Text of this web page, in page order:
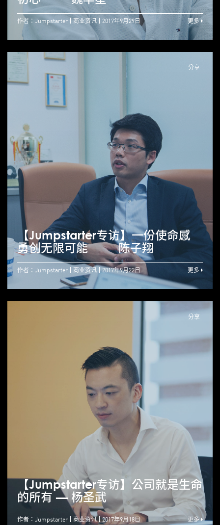
作者：Jumpstarter 商业资讯 2017年9月29日 更多
分享
【Jumpstarter专访】一份使命感
勇创无限可能 ── 陈子翔
作者：Jumpstarter 商业资讯 2017年9月22日 更多
分享
【Jumpstarter专访】公司就是生命
的所有 — 杨圣武
作者：Jumpstarter 商业资讯 2017年9月18日 更多